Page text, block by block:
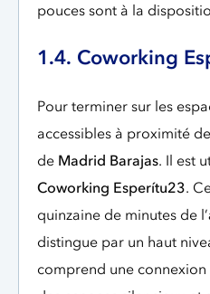
pouces sont à la
1.4. Coworking
Pour terminer sur les
accessibles à proximité
de Madrid Barajas. Il est
Coworking Esperítu23.
quinzaine de minutes de l’
distingue par un haut
comprend une